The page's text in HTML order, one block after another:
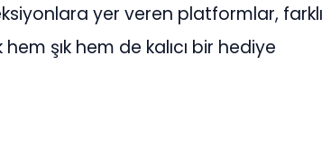
yer veren platformlar, farklı
şık hem de kalıcı bir hediye